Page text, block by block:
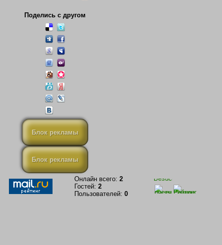
Поделись с другом
Блок рекламы
Блок рекламы
Онлайн всего: 2
Гостей: 2
Пользователей: 0